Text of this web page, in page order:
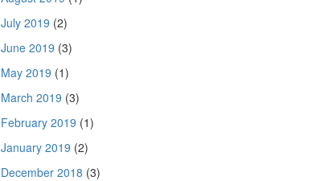
July 2019 (2)
June 2019 (3)
May 2019 (1)
March 2019 (3)
February 2019 (1)
January 2019 (2)
December 2018 (3)